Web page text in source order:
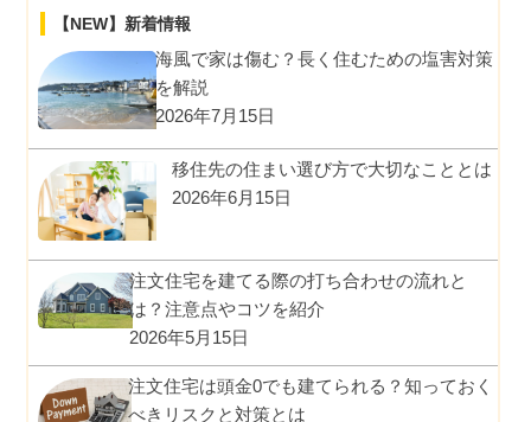
【NEW】新着情報
海風で家は傷む？長く住むための塩害対策
を解説
2026年7月15日
移住先の住まい選び方で大切なこととは
2026年6月15日
注文住宅を建てる際の打ち合わせの流れと
は？注意点やコツを紹介
2026年5月15日
注文住宅は頭金0でも建てられる？知っておく
べきリスクと対策とは